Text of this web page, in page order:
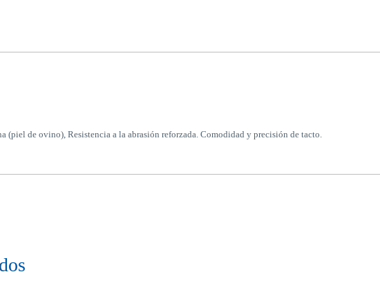
(piel de ovino), Resistencia a la abrasión reforzada. Comodidad y precisión de tacto.